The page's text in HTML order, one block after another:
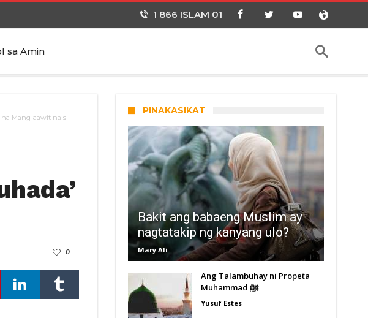
1 866 ISLAM 01
sa Amin
Mang-aawit na si
0
PINAKASIKAT
Bakit ang babaeng Muslim ay
nagtatakip ng kanyang ulo?
Mary Ali
Ang Talambuhay ni Propeta
Muhammad ﷺ
Yusuf Estes